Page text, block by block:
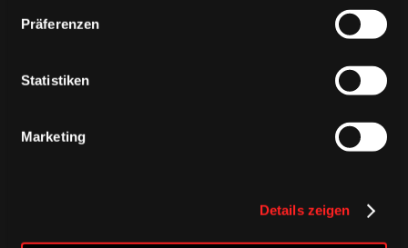
Präferenzen
Statistiken
Marketing
Details zeigen